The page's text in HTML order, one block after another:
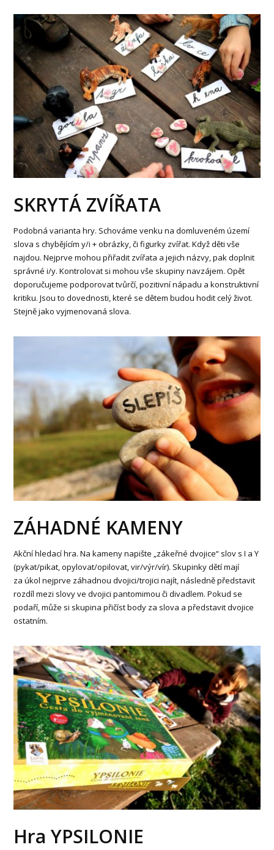
SKRYTÁ ZVÍŘATA
Podobná varianta hry. Schováme venku na domluveném území
slova s chybějícím y/i + obrázky, či figurky zvířat. Když děti vše
najdou. Nejprve mohou přiřadit zvířata a jejich názvy, pak doplnit
správné i/y. Kontrolovat si mohou vše skupiny navzájem. Opět
doporučujeme podporovat tvůrčí, pozitivní nápadu a konstruktivní
kritiku. Jsou to dovednosti, které se dětem budou hodit celý život.
Stejně jako vyjmenovaná slova.
ZÁHADNÉ KAMENY
Akční hledací hra. Na kameny napište „zákeřné dvojice“ slov s I a Y
(pykat/pikat, opylovat/opilovat, vir/výr/vír). Skupinky dětí mají
za úkol nejprve záhadnou dvojici/trojici najít, následně představit
rozdíl mezi slovy ve dvojici pantomimou či divadlem. Pokud se
podaří, může si skupina přičíst body za slova a představit dvojice
ostatním.
Hra YPSILONIE